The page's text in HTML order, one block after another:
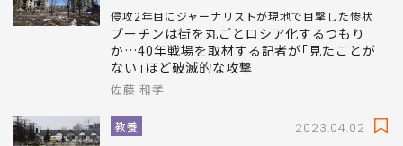
侵攻2年目にジャーナリストが現地で目撃した惨状
プーチンは街を丸ごとロシア化するつもり
か…40年戦場を取材する記者が｢見たことが
ない｣ほど破滅的な攻撃
佐藤 和孝
教養 2023.04.02